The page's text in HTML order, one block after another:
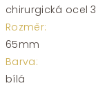
chirurgická ocel
Rozměr:
65mm
Barva:
bílá